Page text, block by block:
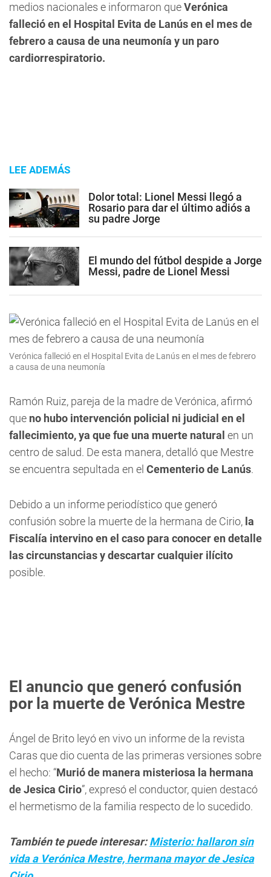
medios nacionales e informaron queVerónica
falleció en el Hospital Evita de Lanús en el mes de
febrero a causa de una neumonía y un paro
cardiorrespiratorio.
LEE ADEMÁS
Dolor total: Lionel Messi llegó a
Rosario para dar el último adiós a
su padre Jorge
El mundo del fútbol despide a Jorge
Messi, padre de Lionel Messi
Verónica falleció en el Hospital Evita de Lanús en el mes de febrero
a causa de una neumonía
Ramón Ruiz, pareja de la madre de Verónica, afirmó
que no hubo intervención policial ni judicial en el
fallecimiento, ya que fue una muerte natural en un
centro de salud. De esta manera, detalló que Mestre
se encuentra sepultada en el Cementerio de Lanús.
Debido a un informe periodístico que generó
confusión sobre la muerte de la hermana de Cirio, la
Fiscalía intervino en el caso para conocer en detalle
las circunstancias y descartar cualquier ilícito
posible.
El anuncio que generó confusión
por la muerte de Verónica Mestre
Ángel de Brito leyó en vivo un informe de la revista
Caras que dio cuenta de las primeras versiones sobre
el hecho: “Murió de manera misteriosa la hermana
de Jesica Cirio”, expresó el conductor, quien destacó
el hermetismo de la familia respecto de lo sucedido.
También te puede interesar:Misterio: hallaron sin
vida a Verónica Mestre, hermana mayor de Jesica